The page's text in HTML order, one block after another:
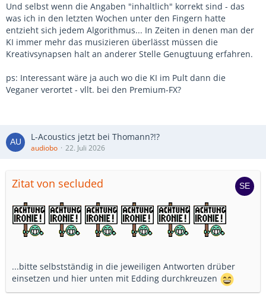
Und selbst wenn die Angaben "inhaltlich" korrekt sind - das
was ich in den letzten Wochen unter den Fingern hatte
entzieht sich jedem Algorithmus... In Zeiten in denen man der
KI immer mehr das musizieren überlässt müssen die
Kreativsynapsen halt an anderer Stelle Genugtuung erfahren.
ps: Interessant wäre ja auch wo die KI im Pult dann die
Veganer verortet - vllt. bei den Premium-FX?
L-Acoustics jetzt bei Thomann?!?
audiobo 22. Juli 2026
Zitat von secluded
...bitte selbstständig in die jeweiligen Antworten drüber
einsetzen und hier unten mit Edding durchkreuzen